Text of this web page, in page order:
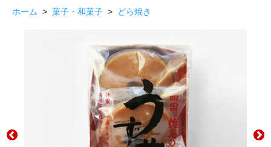
ホーム > 菓子・和菓子 > どら焼き